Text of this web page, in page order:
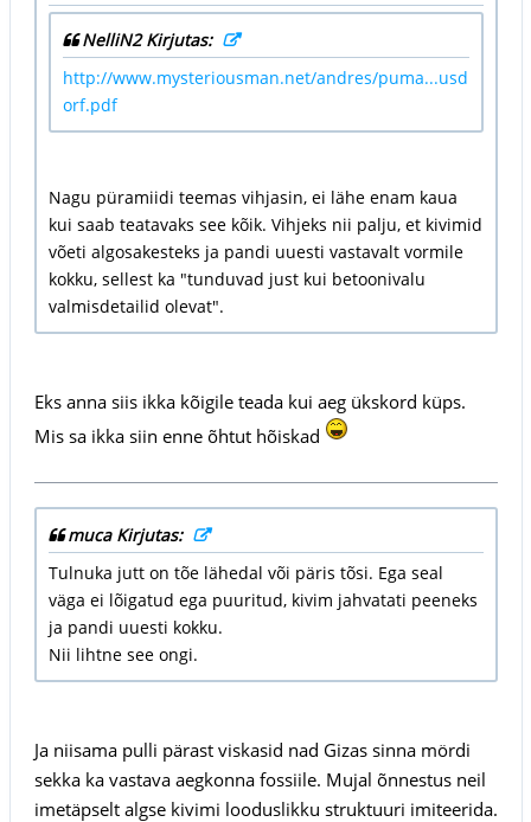
NelliN2 Kirjutas:
http://www.mysteriousman.net/andres/puma...usd
orf.pdf
Nagu püramiidi teemas vihjasin, ei lähe enam kaua
kui saab teatavaks see kõik. Vihjeks nii palju, et kivimid
võeti algosakesteks ja pandi uuesti vastavalt vormile
kokku, sellest ka "tunduvad just kui betoonivalu
valmisdetailid olevat".
Eks anna siis ikka kõigile teada kui aeg ükskord küps.
Mis sa ikka siin enne õhtut hõiskad
muca Kirjutas:
Tulnuka jutt on tõe lähedal või päris tõsi. Ega seal
väga ei lõigatud ega puuritud, kivim jahvatati peeneks
ja pandi uuesti kokku.
Nii lihtne see ongi.
Ja niisama pulli pärast viskasid nad Gizas sinna mördi
sekka ka vastava aegkonna fossiile. Mujal õnnestus neil
imetäpselt algse kivimi looduslikku struktuuri imiteerida.